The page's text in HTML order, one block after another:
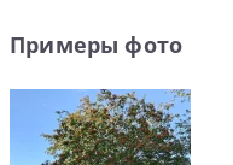
Примеры фото